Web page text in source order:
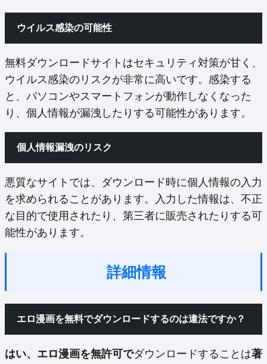
ウイルス感染の可能性
無料ダウンロードサイトはセキュリティ対策が甘く、
ウイルス感染のリスクが非常に高いです。感染する
と、パソコンやスマートフォンが動作しなくなった
り、個人情報が漏洩したりする可能性があります。
個人情報漏洩のリスク
悪質なサイトでは、ダウンロード時に個人情報の入力
を求められることがあります。入力した情報は、不正
な目的で使用されたり、第三者に販売されたりする可
能性があります。
詳細情報
エロ漫画を無料でダウンロードするのは違法ですか？
はい、エロ漫画を無許可でダウンロードすることは著